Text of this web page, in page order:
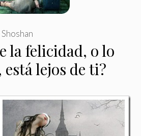
la felicidad, o lo
lejos de ti?
Shoshan